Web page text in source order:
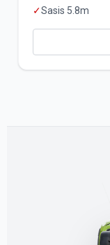
✓Sasis 5.8m